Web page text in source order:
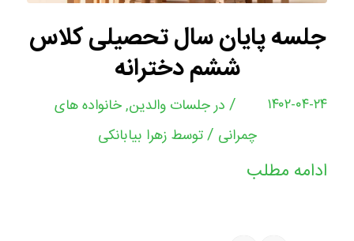
جلسه پایان سال تحصیلی کلاس
ششم دخترانه
۱۴۰۲-۰۴-۲۴ / درجلسات والدین,خانواده های
چمرانی /توسط زهرا بیابانکی
ادامه مطلب